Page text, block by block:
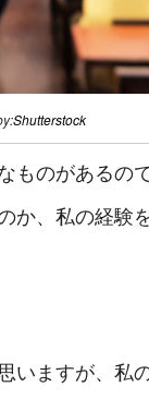
Shutterstock
のがあるの
、私の経験
いますが、私